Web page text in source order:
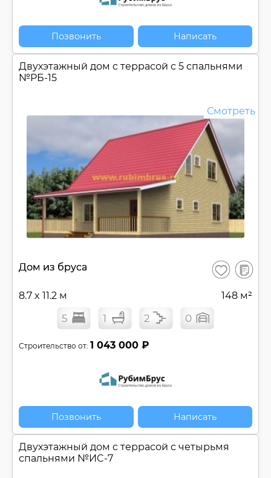
Позвонить Написать
Двухэтажный дом c террасой с 5 спальнями
№РБ-15
Смотреть
Дом из бруса Сохранить
В
8.7 x 11.2 м 148 м²
5 1 2 0
Строительство от: 1 043 000 ₽
Позвонить Написать
Двухэтажный дом c террасой с четырьмя
спальнями №ИC-7